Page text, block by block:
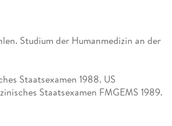
Studium der Humanmedizin an der
Staatsexamen 1988. US
Staatsexamen FMGEMS 1989.